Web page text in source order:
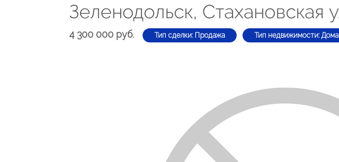
Зеленодольск, Стахановская
4 300 000 руб. Тип сделки: Продажа Тип недвижимости: